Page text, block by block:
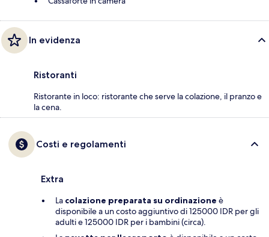
In evidenza
Ristoranti
Ristorante in loco: ristorante che serve la colazione, il pranzo e
la cena.
Costi e regolamenti
Extra
La colazione preparata su ordinazione è
disponibile a un costo aggiuntivo di 125000 IDR per gli
adulti e 125000 IDR per i bambini (circa).